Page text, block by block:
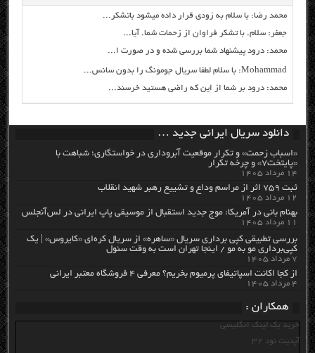
محمد رضا: با سلام به زودی قرار داده میشود باتشکر...
جعفر: سلام. با تشکر فراوان از زحمات شما. آیا...
محمد: درود پیشنهاد شما بررسی شده و در صورت ا...
Mohammad: با سلام لطفا سریال جومونگ را بدون سانس...
محمد: درود بر شما از این که راضی هستید خرسند...
دانلود سریال ایرانی جدید …
«اسباب زحمت» و تکرار موقعیت آبروداری در خواستگاری؛ شباهت با
«پایتخت۷» و چرخه تکرار
۱۴ مرداد ۱۴۰۵
ثبت ۷۵۹ اثر از مراسم وداع و تشییع رهبر شهید انقلاب
۱۲ مرداد ۱۴۰۵
بهنام بانی در آمریکا: موج جدید استقبال از موسیقی پاپ ایرانی در لس‌آنجلس
۱۱ مرداد ۱۴۰۵
بررسی تطبیقی کپی برداری سریال «ساهره» از سریال کره‌ای «کایروس» | یک
کپی‌برداری مو به مو / اینجا تهران است به وقت سئول
۷ مرداد ۱۴۰۵
از کجا اکانت اسپاتیفای پرمیوم بخریم؟ معرفی ۴ فروشگاه معتبر ایرانی
۴ مرداد ۱۴۰۵
همکاران :
خرید بک لینک انگلیسی
آپدیت نود 32